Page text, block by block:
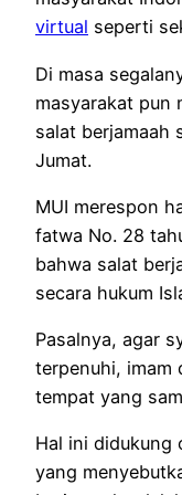
virtual seperti
Di masa
masyarakat pun
salat berjamaah
Jumat.
MUI merespon
fatwa No. 28
bahwa salat
secara hukum
Pasalnya, agar
terpenuhi, imam
tempat yang
Hal ini didukung
yang